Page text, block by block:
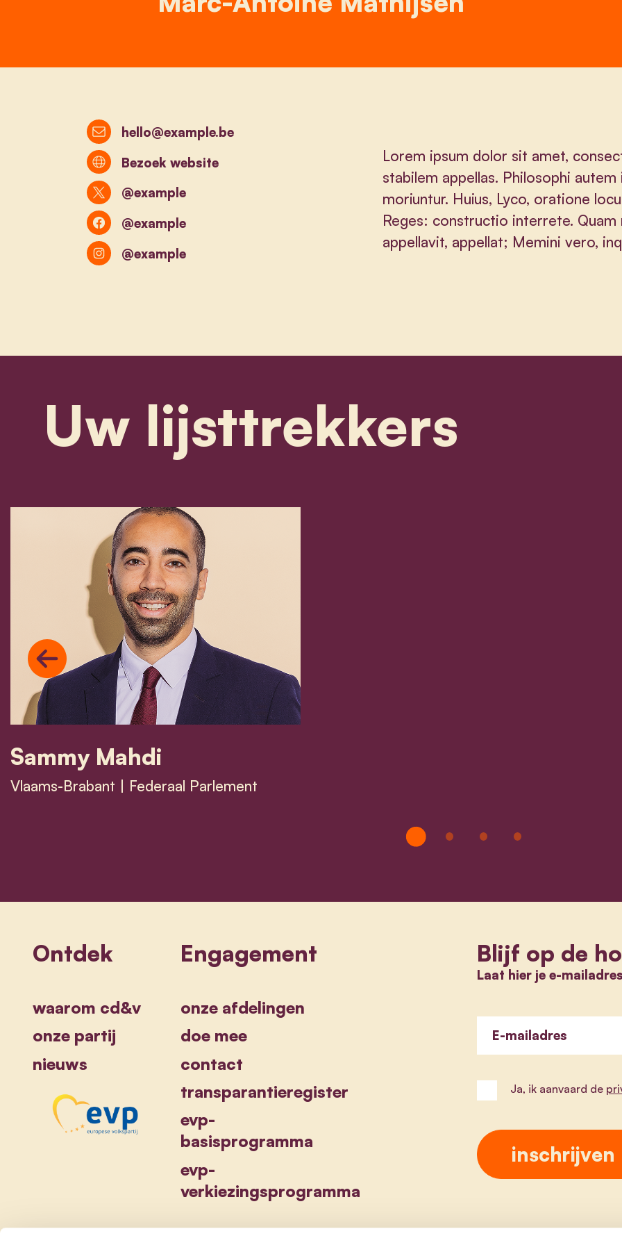
Lorem ipsum dolor sit amet,
stabilem appellas. Philosophi
moriuntur. Huius, Lyco, oratione
Reges: constructio interrete.
appellavit, appellat; Memini vero,
hello@example.be
Bezoek website
@example
@example
@example
Uw lijsttrekkers
Sammy Mahdi
Vlaams-Brabant | Federaal Parlement
Previous
Ontdek
waarom cd&v
onze partij
nieuws
Engagement
onze afdelingen
doe mee
contact
transparantieregister
evp-
basisprogramma
evp-
verkiezingsprogramma
Blijf op de
Laat hier je e-
E-mailadres
Ja, ik aanvaard de